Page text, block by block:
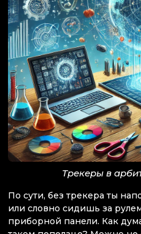
Трекеры в
По сути, без трекера ты
или словно сидишь за
приборной панели. Как